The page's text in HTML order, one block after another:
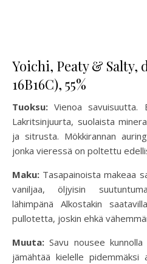
Yoichi, Peaty & Salty,
16B16C), 55%
Tuoksu:Vienoa savuisuutta.
Lakritsinjuurta, suolaista
ja sitrusta. Mökkirannan
jonka vieressä on poltettu
Maku: Tasapainoista makeaa
vaniljaa, öljyisin
lähimpänä Alkostakin
pullotetta, joskin ehkä
Muuta:Savu nousee
jämähtää kielelle